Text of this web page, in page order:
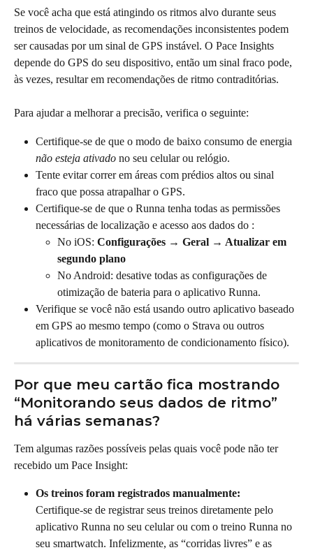
Se você acha que está atingindo os ritmos alvo durante seus
treinos de velocidade, as recomendações inconsistentes podem
ser causadas por um sinal de GPS instável. O Pace Insights
depende do GPS do seu dispositivo, então um sinal fraco pode,
às vezes, resultar em recomendações de ritmo contraditórias.
Para ajudar a melhorar a precisão, verifica o seguinte:
Certifique-se de que o modo de baixo consumo de energia
não esteja ativado no seu celular ou relógio.
Tente evitar correr em áreas com prédios altos ou sinal
fraco que possa atrapalhar o GPS.
Certifique-se de que o Runna tenha todas as permissões
necessárias de localização e acesso aos dados do :
No iOS: Configurações → Geral → Atualizar em
segundo plano
No Android: desative todas as configurações de
otimização de bateria para o aplicativo Runna.
Verifique se você não está usando outro aplicativo baseado
em GPS ao mesmo tempo (como o Strava ou outros
aplicativos de monitoramento de condicionamento físico).
Por que meu cartão fica mostrando
“Monitorando seus dados de ritmo”
há várias semanas?
Tem algumas razões possíveis pelas quais você pode não ter
recebido um Pace Insight:
Os treinos foram registrados manualmente:
Certifique-se de registrar seus treinos diretamente pelo
aplicativo Runna no seu celular ou com o treino Runna no
seu smartwatch. Infelizmente, as “corridas livres” e as